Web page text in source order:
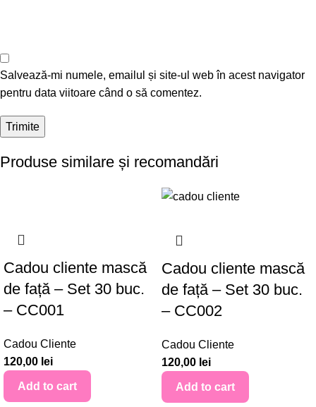
Salvează-mi numele, emailul și site-ul web în acest navigator
pentru data viitoare când o să comentez.
Produse similare și recomandări
Cadou cliente mască
de față – Set 30 buc.
– CC001
Cadou Cliente
120,00 lei
Add to cart
Cadou cliente mască
de față – Set 30 buc.
– CC002
Cadou Cliente
120,00 lei
Add to cart